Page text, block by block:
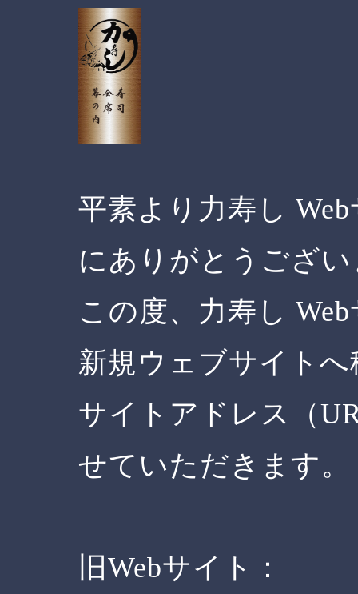
平素より力寿し
にありがとうござ
この度、力寿し
新規ウェブサイト
サイトアドレス（
せていただきます。
旧Webサイト：